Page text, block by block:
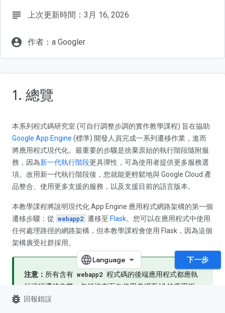
subject 上次更新時間：3月 16, 2026
account_circle 作者：a Googler
1. 總覽
本系列程式碼研究室 (可自行調整步調的實作教學課程) 旨在協助
Google App Engine (標準) 開發人員完成一系列遷移作業，進而
將應用程式現代化。最重要的步驟是捨棄原始的執行階段隨附服
務，因為新一代執行階段更具彈性，可為使用者提供更多服務選
項。改用新一代執行階段後，您就能更輕鬆地與 Google Cloud 產
品整合、使用更多支援的服務，以及支援目前的語言版本。
本教學課程將說明現代化 App Engine 應用程式網路架構的第一個
遷移步驟：從 webapp2 遷移至 Flask。您可以在應用程式中使用
任何處理路徑的網路架構，但本教學課程會使用 Flask，因為這個
架構廣受社群採用。
注意： 所有含有 webapp2 程式碼的後端應用程式都應執
行這項遷移作業，包括沒有面向使用者網頁 UI 的應用程
式。
下一步
bug_report 回報錯誤